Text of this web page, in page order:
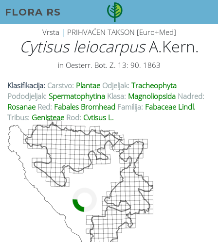
FLORA RS
Vrsta | PRIHVAĆEN TAKSON [Euro+Med]
Cytisus leiocarpusA.Kern.
in Oesterr. Bot. Z. 13: 90. 1863
Klasifikacija: Carstvo: Plantae Odjeljak: Tracheophyta
Pododjeljak: Spermatophytina Klasa: Magnoliopsida Nadred:
Rosanae Red: Fabales Bromhead Familija: Fabaceae Lindl.
Tribus: Genisteae Rod: Cytisus L.